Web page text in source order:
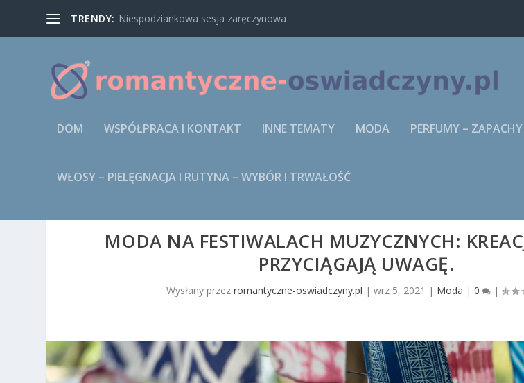
TRENDY: Niespodziankowa sesja zaręczynowa
DOM WSPÓŁPRACA I KONTAKT INNE TEMATY MODA PERFUMY –
WŁOSY – PIELĘGNACJA I RUTYNA – WYBÓR I TRWAŁOŚĆ
MODA NA FESTIWALACH MUZYCZNYCH:
PRZYCIĄGAJĄ UWAGĘ.
Wysłany przez romantyczne-oswiadczyny.pl | wrz 5, 2021 | Moda | 0 |